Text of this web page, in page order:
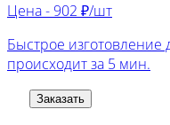
Цена - 902 ₽/шт
Быстрое изготовление
происходит за 5 мин.
Заказать